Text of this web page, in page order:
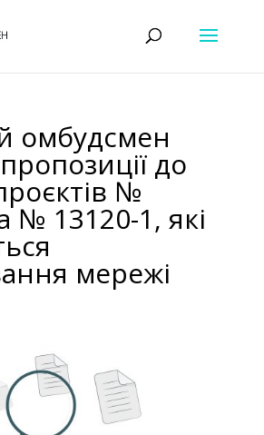
омбудсмен
до
№
№ 13120-1, які
мережі